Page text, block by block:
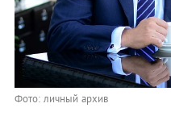
Фото: личный архив